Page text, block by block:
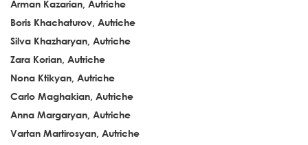
Arman Kazarian, Autriche
Boris Khachaturov, Autriche
Silva Khazharyan, Autriche
Zara Korian, Autriche
Nona Ktikyan, Autriche
Carlo Maghakian, Autriche
Anna Margaryan, Autriche
Vartan Martirosyan, Autriche